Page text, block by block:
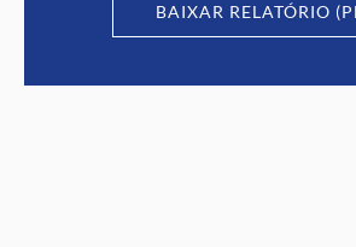
BAIXAR RELATÓRIO